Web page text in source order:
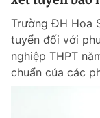
Trường ĐH Hoa
tuyển đối với
nghiệp THPT
chuẩn của các